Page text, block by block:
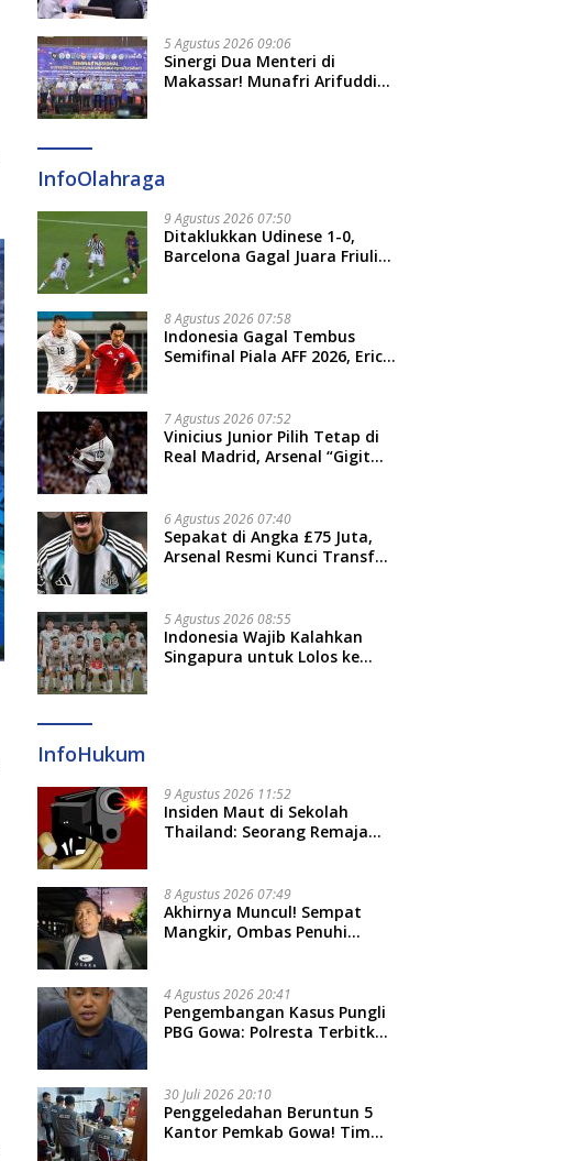
5 Agustus 2026 09:06
Sinergi Dua Menteri di
Makassar! Munafri Arifuddin
InfoOlahraga
9 Agustus 2026 07:50
Ditaklukkan Udinese 1-0,
Barcelona Gagal Juara Friuli
8 Agustus 2026 07:58
Indonesia Gagal Tembus
Semifinal Piala AFF 2026, Erick
7 Agustus 2026 07:52
Vinicius Junior Pilih Tetap di
Real Madrid, Arsenal “Gigit
6 Agustus 2026 07:40
Sepakat di Angka £75 Juta,
Arsenal Resmi Kunci Transfer
5 Agustus 2026 08:55
Indonesia Wajib Kalahkan
Singapura untuk Lolos ke
InfoHukum
9 Agustus 2026 11:52
Insiden Maut di Sekolah
Thailand: Seorang Remaja
Dirawat Intensif
8 Agustus 2026 07:49
Akhirnya Muncul! Sempat
Mangkir, Ombas Penuhi
Pertanyaan
4 Agustus 2026 20:41
Pengembangan Kasus Pungli
PBG Gowa: Polresta Terbitkan
30 Juli 2026 20:10
Penggeledahan Beruntun 5
Kantor Pemkab Gowa! Tim